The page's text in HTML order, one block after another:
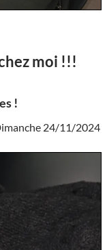
moi !!!
!
24/11/2024